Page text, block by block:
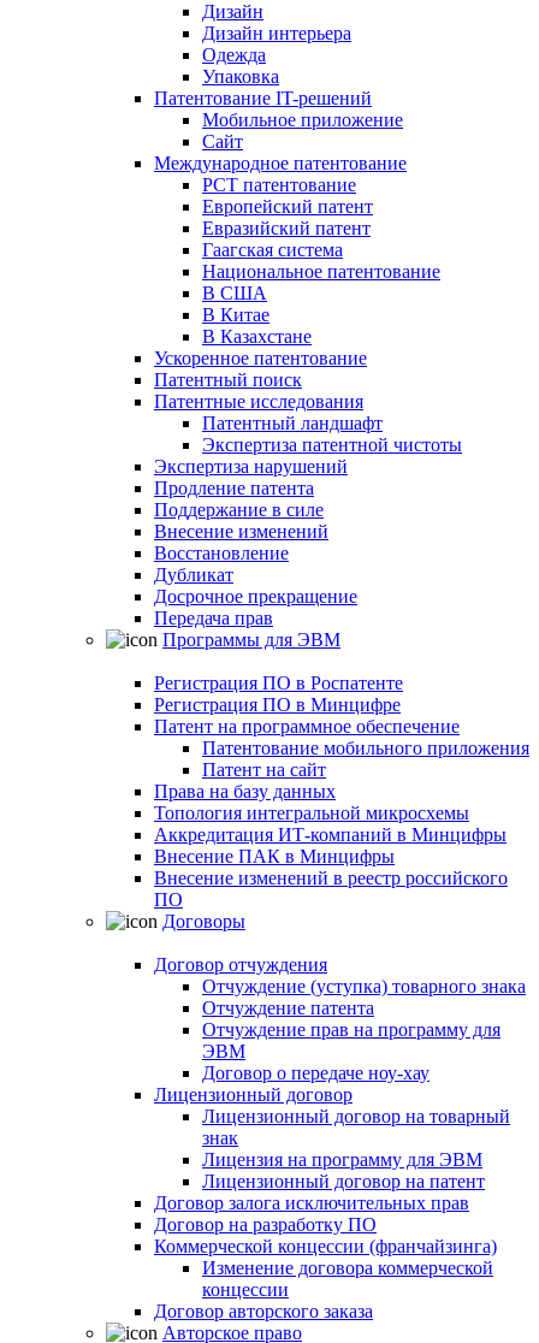
Дизайн
Дизайн интерьера
Одежда
Упаковка
Патентование IT-решений
Мобильное приложение
Сайт
Международное патентование
PCT патентование
Европейский патент
Евразийский патент
Гаагская система
Национальное патентование
В США
В Китае
В Казахстане
Ускоренное патентование
Патентный поиск
Патентные исследования
Патентный ландшафт
Экспертиза патентной чистоты
Экспертиза нарушений
Продление патента
Поддержание в силе
Внесение изменений
Восстановление
Дубликат
Досрочное прекращение
Передача прав
Программы для ЭВМ
Регистрация ПО в Роспатенте
Регистрация ПО в Минцифре
Патент на программное обеспечение
Патентование мобильного приложения
Патент на сайт
Права на базу данных
Топология интегральной микросхемы
Аккредитация ИТ-компаний в Минцифры
Внесение ПАК в Минцифры
Внесение изменений в реестр российского
ПО
Договоры
Договор отчуждения
Отчуждение (уступка) товарного знака
Отчуждение патента
Отчуждение прав на программу для
ЭВМ
Договор о передаче ноу-хау
Лицензионный договор
Лицензионный договор на товарный
знак
Лицензия на программу для ЭВМ
Лицензионный договор на патент
Договор залога исключительных прав
Договор на разработку ПО
Коммерческой концессии (франчайзинга)
Изменение договора коммерческой
концессии
Договор авторского заказа
Авторское право